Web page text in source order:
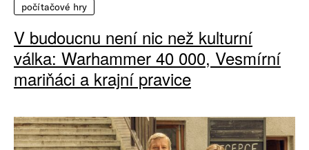
počítačové hry
V budoucnu není nic než kulturní
válka: Warhammer 40 000, Vesmírní
mariňáci a krajní pravice